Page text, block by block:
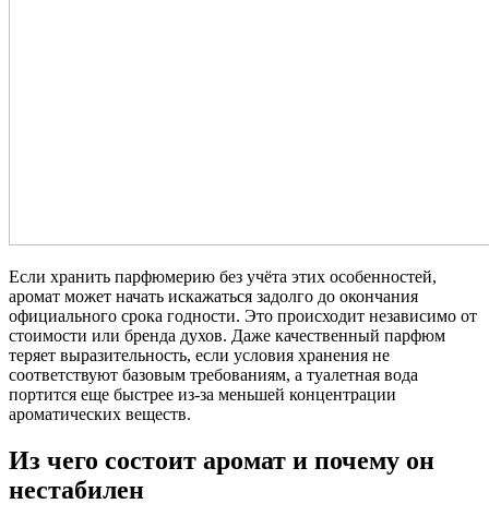
Если хранить парфюмерию без учёта этих особенностей,
аромат может начать искажаться задолго до окончания
официального срока годности. Это происходит независимо от
стоимости или бренда духов. Даже качественный парфюм
теряет выразительность, если условия хранения не
соответствуют базовым требованиям, а туалетная вода
портится еще быстрее из-за меньшей концентрации
ароматических веществ.
Из чего состоит аромат и почему он
нестабилен